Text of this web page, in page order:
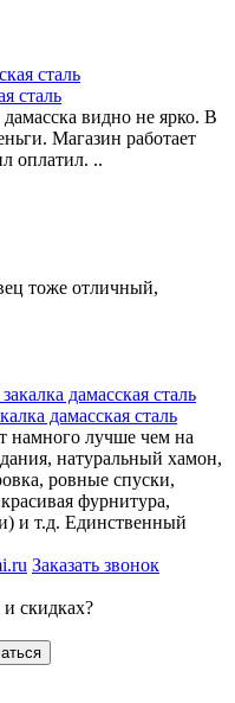
сталь
видно не ярко. В
Магазин работает
оплатил. ..
тоже отличный,
дамасская сталь
намного лучше чем на
натуральный хамон,
ровные спуски,
фурнитура,
и т.д. Единственный
Заказать звонок
скидках?